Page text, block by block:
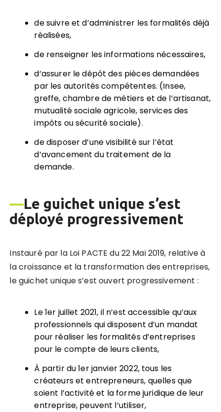
de suivre et d’administrer les formalités déjà
réalisées,
de renseigner les informations nécessaires,
d’assurer le dépôt des pièces demandées
par les autorités compétentes. (Insee,
greffe, chambre de métiers et de l’artisanat,
mutualité sociale agricole, services des
impôts ou sécurité sociale).
de disposer d’une visibilité sur l’état
d’avancement du traitement de la
demande.
—Le guichet unique s’est
déployé progressivement
Instauré par la Loi PACTE du 22 Mai 2019, relative à
la croissance et la transformation des entreprises,
le guichet unique s’est ouvert progressivement :
Le 1er juillet 2021, il n’est accessible qu’aux
professionnels qui disposent d’un mandat
pour réaliser les formalités d’entreprises
pour le compte de leurs clients,
À partir du 1er janvier 2022, tous les
créateurs et entrepreneurs, quelles que
soient l’activité et la forme juridique de leur
entreprise, peuvent l’utiliser,